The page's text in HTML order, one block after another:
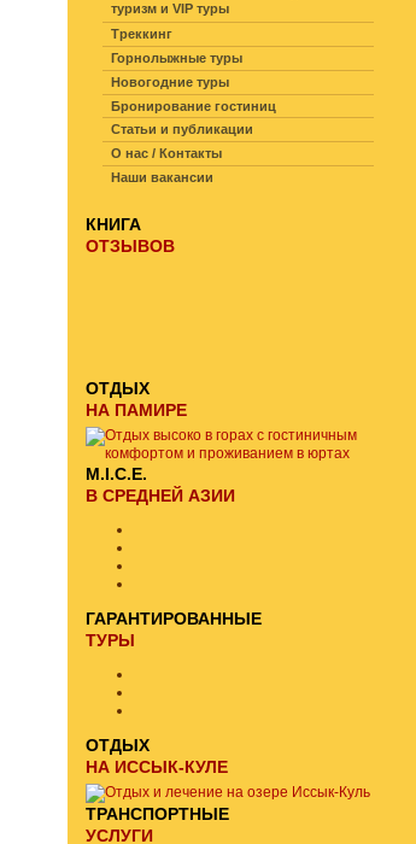
туризм и VIP туры
Треккинг
Горнолыжные туры
Новогодние туры
Бронирование гостиниц
Статьи и публикации
О нас / Контакты
Наши вакансии
КНИГА
ОТЗЫВОВ
ОТДЫХ
НА ПАМИРЕ
M.I.C.E.
В СРЕДНЕЙ АЗИИ
ГАРАНТИРОВАННЫЕ
ТУРЫ
ОТДЫХ
НА ИССЫК-КУЛЕ
ТРАНСПОРТНЫЕ
УСЛУГИ